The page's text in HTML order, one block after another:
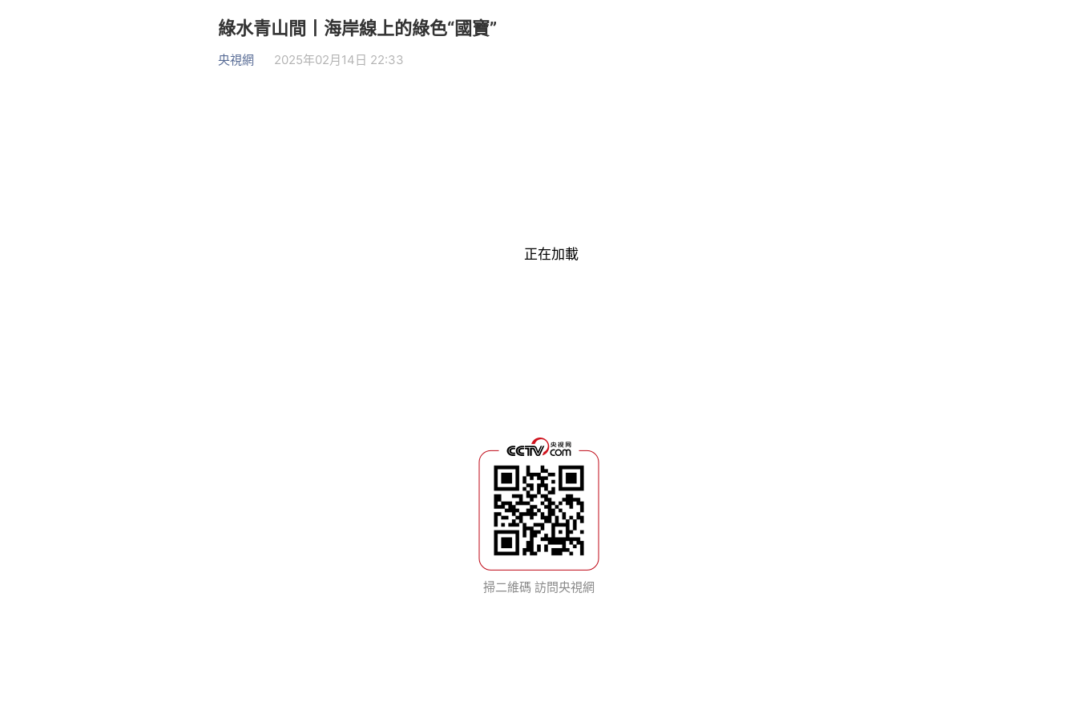
綠水青山間丨海岸線上的綠色“國寶”
央視網 2025年02月14日 22:33
正在加載
掃二維碼 訪問央視網